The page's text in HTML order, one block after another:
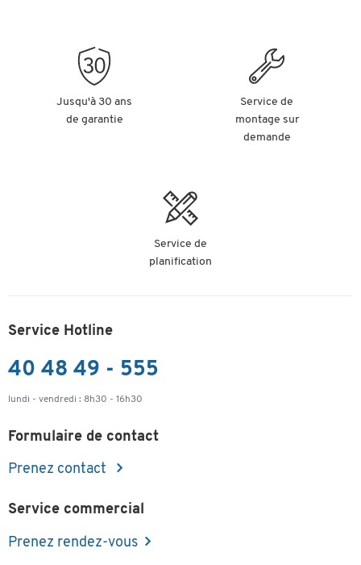
Jusqu'à 30 ans
de garantie
Service de
montage sur
demande
Service de
planification
Service Hotline
40 48 49 - 555
lundi - vendredi : 8h30 - 16h30
Formulaire de contact
Prenez contact
Service commercial
Prenez rendez-vous